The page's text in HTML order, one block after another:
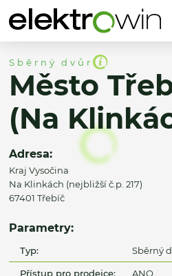
Sběrný dvůr
Město
(Na
Adresa:
Kraj Vysočina
Na Klinkách (nejbližší č.p. 217)
67401 Třebíč
Parametry:
Typ: Sběrný
Přístup pro prodejce: ANO